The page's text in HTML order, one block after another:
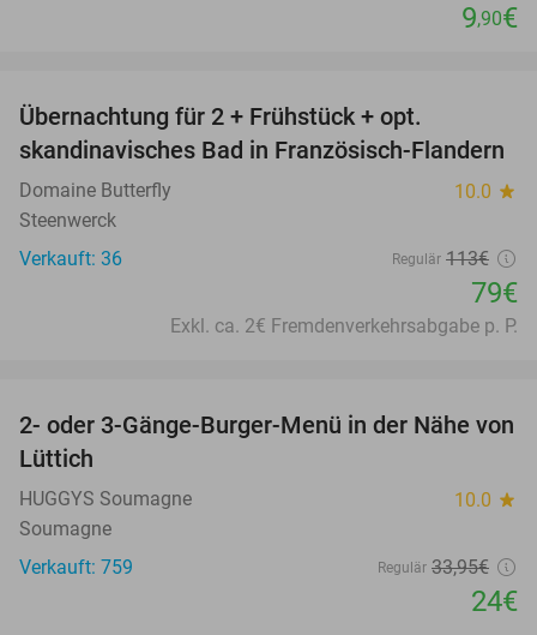
9,90€
Übernachtung für 2 + Frühstück + opt.
skandinavisches Bad in Französisch-Flandern
Domaine Butterfly 10.0 star
Steenwerck
Verkauft: 36
Regulär 113€
79€
Exkl. ca. 2€ Fremdenverkehrsabgabe p. P.
29%
2- oder 3-Gänge-Burger-Menü in der Nähe von
Lüttich
HUGGYS Soumagne 10.0 star
Soumagne
Verkauft: 759
Regulär 33,95€
24€